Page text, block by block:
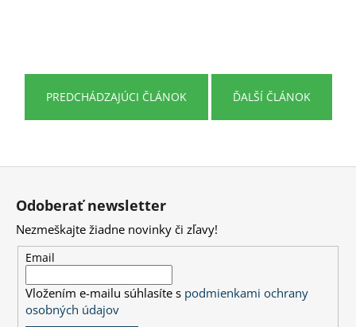
PREDCHÁDZAJÚCI ČLÁNOK ĎALŠÍ ČLÁNOK
s
HĽADAŤ
d
p
Z
Odoberať newsletter
Nezmeškajte žiadne novinky či zľavy!
Email
Vložením e-mailu súhlasíte s podmienkami ochrany
osobných údajov